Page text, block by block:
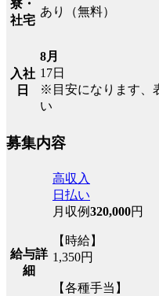
寮・
社宅
あり（無料）
入社
日
8月
17日
※目安になります、
い
募集内容
給与詳
細
高収入
日払い
月収例320,000円
【時給】
1,350円
【各種手当】